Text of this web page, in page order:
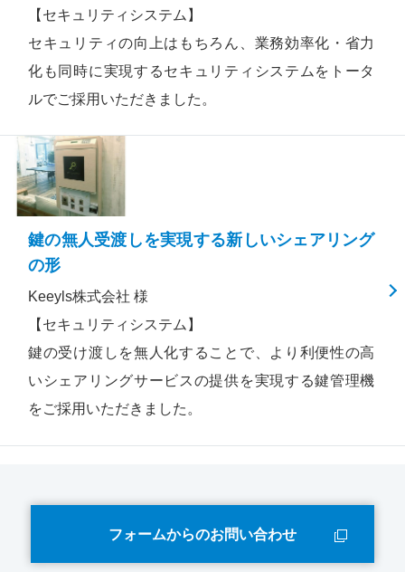
【セキュリティシステム】
セキュリティの向上はもちろん、業務効率化・省力
化も同時に実現するセキュリティシステムをトータ
ルでご採用いただきました。
鍵の無人受渡しを実現する新しいシェアリング
の形
Keeyls株式会社 様
【セキュリティシステム】
鍵の受け渡しを無人化することで、より利便性の高
いシェアリングサービスの提供を実現する鍵管理機
をご採用いただきました。
フォームからのお問い合わせ